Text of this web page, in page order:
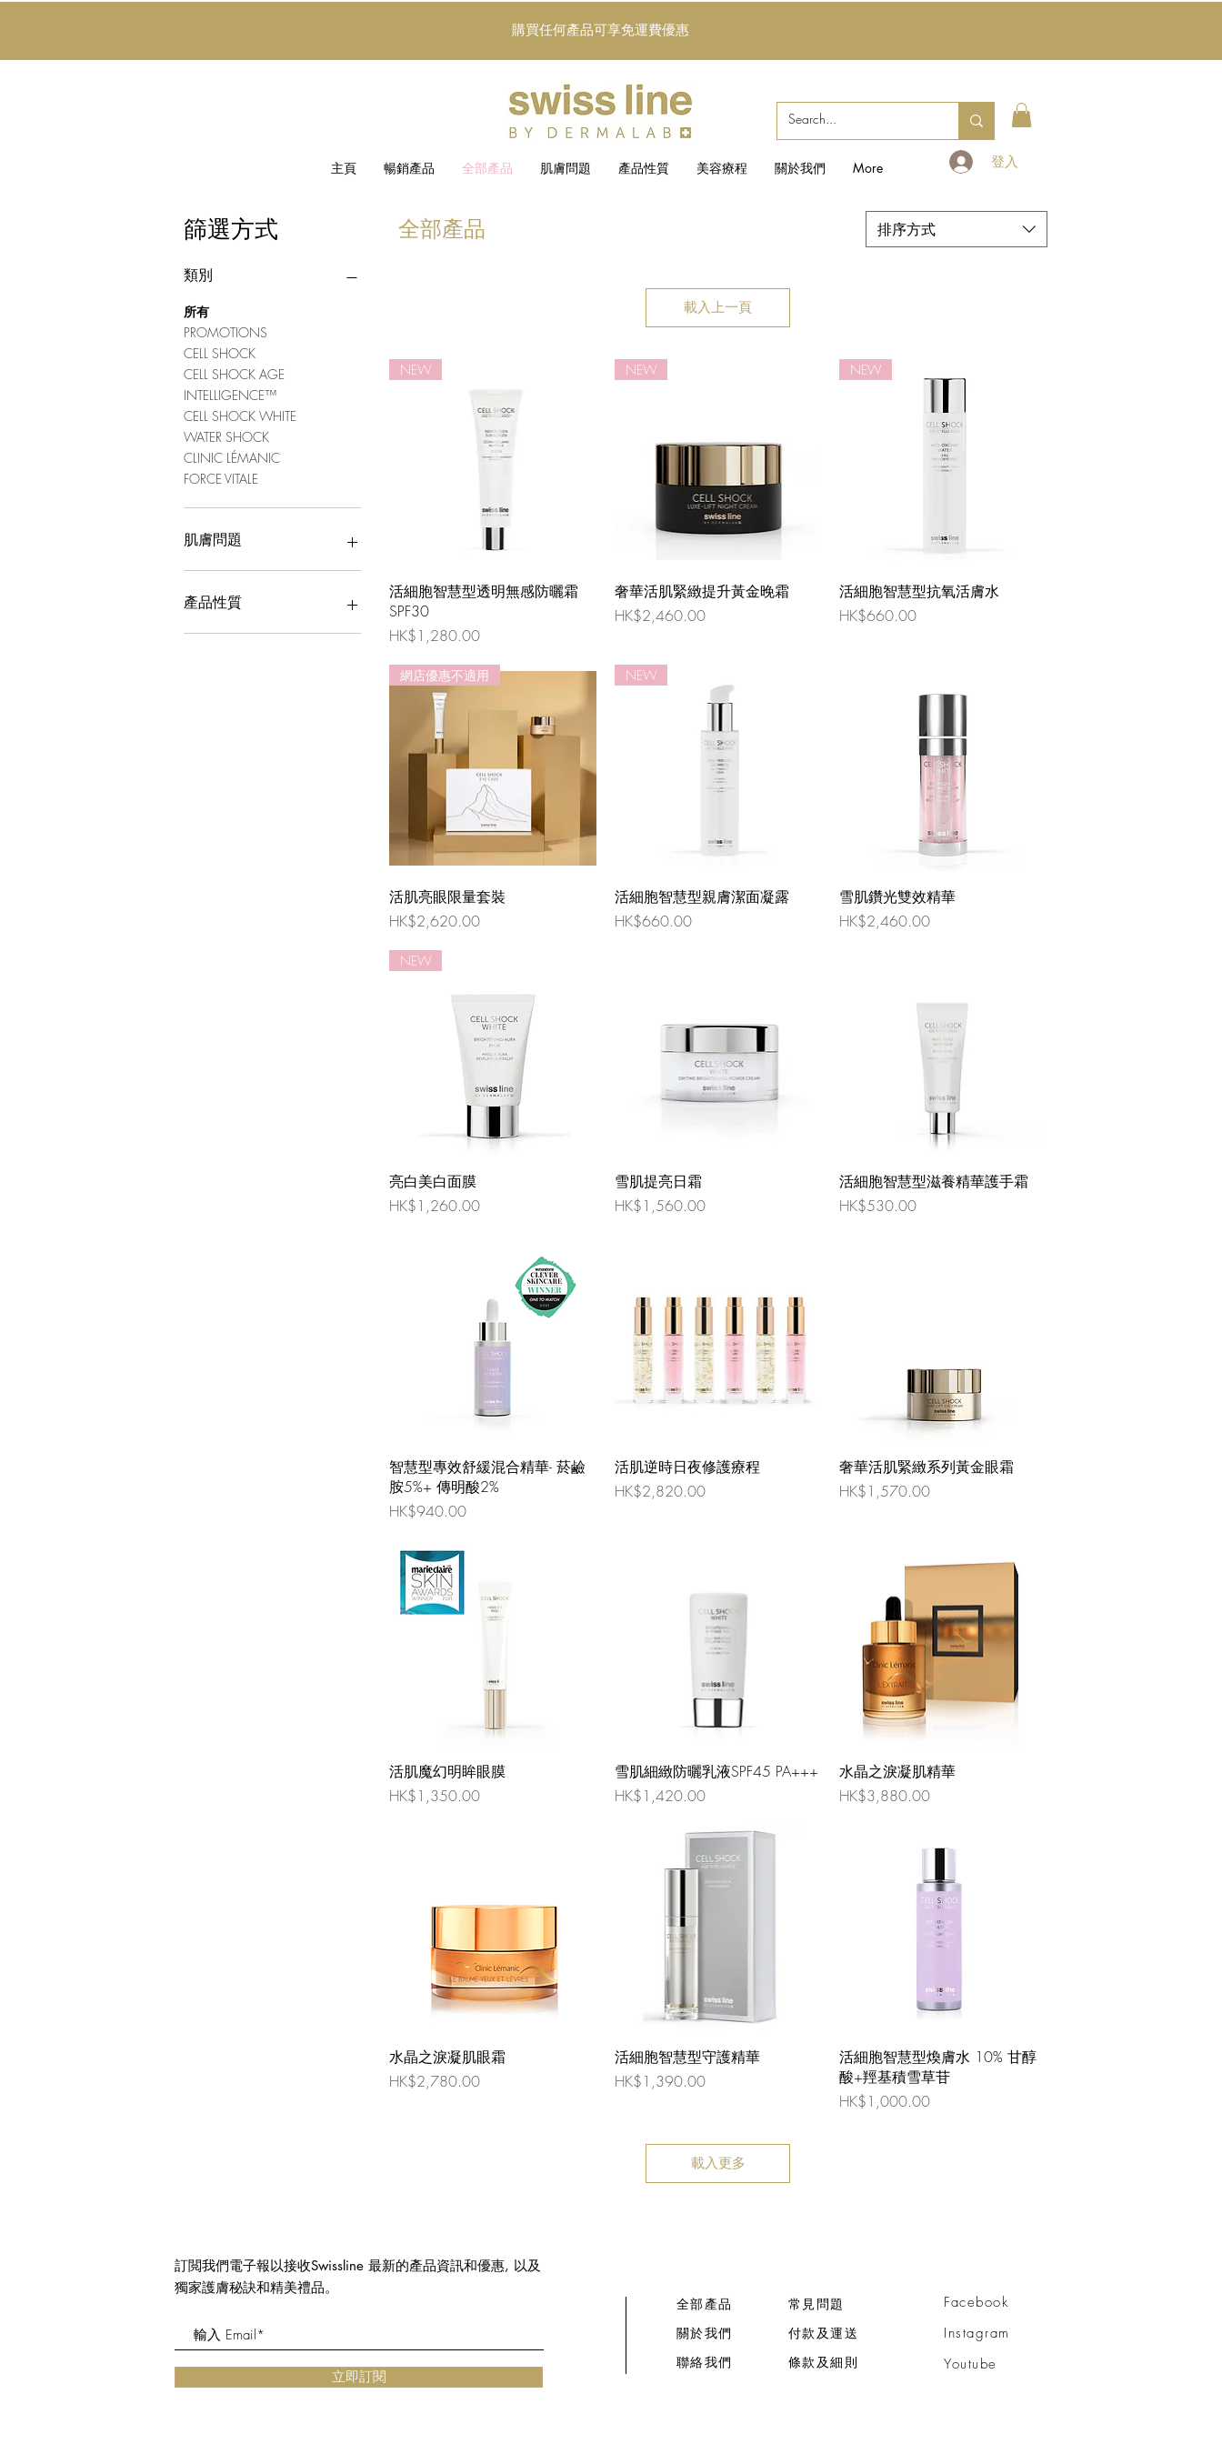
購買任何產品可享免運費優惠
主頁 暢銷產品 全部產品 肌膚問題 產品性質 美容療程 關於我們 More 登入
篩選方式
類別
所有
PROMOTIONS
CELL SHOCK
CELL SHOCK AGE
INTELLIGENCE™
CELL SHOCK WHITE
WATER SHOCK
CLINIC LÉMANIC
FORCE VITALE
肌膚問題
缺乏彈性
乾燥缺水
暗啞無光
產品性質
潔顏
排序方式
載入上一頁
NEW
活細胞智慧型透明無感防曬霜
SPF30
價格
HK$1,280.00
NEW
奢華活肌緊緻提升黃金晚霜
價格
HK$2,460.00
NEW
活細胞智慧型抗氧活膚水
價格
HK$660.00
網店優惠不適用
活肌亮眼限量套裝
價格
HK$2,620.00
NEW
活細胞智慧型親膚潔面凝露
價格
HK$660.00
雪肌鑽光雙效精華
價格
HK$2,460.00
NEW
亮白美白面膜
價格
HK$1,260.00
雪肌提亮日霜
價格
HK$1,560.00
活細胞智慧型滋養精華護手霜
價格
HK$530.00
智慧型專效舒緩混合精華- 菸鹼
胺5%+ 傳明酸2%
價格
HK$940.00
活肌逆時日夜修護療程
價格
HK$2,820.00
奢華活肌緊緻系列黃金眼霜
價格
HK$1,570.00
活肌魔幻明眸眼膜
價格
HK$1,350.00
雪肌細緻防曬乳液SPF45 PA+++
價格
HK$1,420.00
水晶之淚凝肌精華
價格
HK$3,880.00
水晶之淚凝肌眼霜
價格
HK$2,780.00
活細胞智慧型守護精華
價格
HK$1,390.00
活細胞智慧型煥膚水 10% 甘醇
酸+羥基積雪草苷
價格
HK$1,000.00
載入更多
全部產品
訂閲我們電子報以接收Swissline 最新的產品資訊和優惠, 以及
獨家護膚秘訣和精美禮品。
立即訂閱
全部產品
關於我們
​聯絡我們​
常見問題
付款及運送
條款及細則
Facebook
Instagram
Youtube